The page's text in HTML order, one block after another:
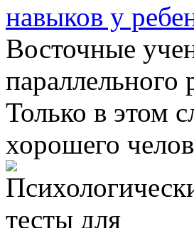
навыков у
Восточные
параллельного
Только в этом
хорошего